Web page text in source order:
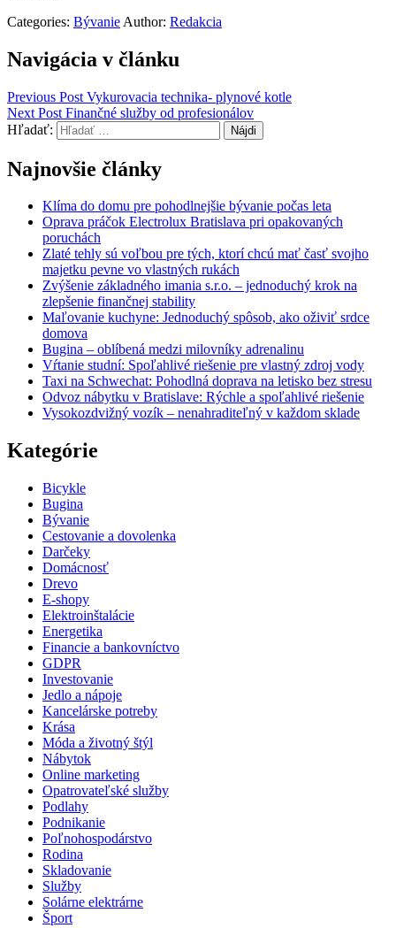
Categories: Bývanie Author: Redakcia
Navigácia v článku
Previous Post Vykurovacia technika- plynové kotle
Next Post Finančné služby od profesionálov
Hľadať:
Najnovšie články
Klíma do domu pre pohodlnejšie bývanie počas leta
Oprava práčok Electrolux Bratislava pri opakovaných
poruchách
Zlaté tehly sú voľbou pre tých, ktorí chcú mať časť svojho
majetku pevne vo vlastných rukách
Zvýšenie základného imania s.r.o. – jednoduchý krok na
zlepšenie finančnej stability
Maľovanie kuchyne: Jednoduchý spôsob, ako oživiť srdce
domova
Bugina – oblíbená medzi milovníky adrenalinu
Vŕtanie studní: Spoľahlivé riešenie pre vlastný zdroj vody
Taxi na Schwechat: Pohodlná doprava na letisko bez stresu
Odvoz nábytku v Bratislave: Rýchle a spoľahlivé riešenie
Vysokozdvižný vozík – nenahraditeľný v každom sklade
Kategórie
Bicykle
Bugina
Bývanie
Cestovanie a dovolenka
Darčeky
Domácnosť
Drevo
E-shopy
Elektroinštalácie
Energetika
Financie a bankovníctvo
GDPR
Investovanie
Jedlo a nápoje
Kancelárske potreby
Krása
Móda a životný štýl
Nábytok
Online marketing
Opatrovateľské služby
Podlahy
Podnikanie
Poľnohospodárstvo
Rodina
Skladovanie
Služby
Solárne elektrárne
Šport